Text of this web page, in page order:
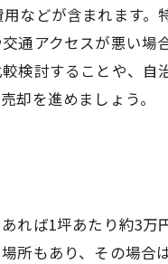
などが含まれます。
通アクセスが悪い場
検討することや、自
却を進めましょう。
れば1坪あたり約3万
所もあり、その場合